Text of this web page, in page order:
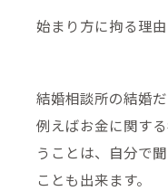
始まり方に拘る理由
結婚相談所の結婚
例えばお金に関す
うことは、自分で
ことも出来ます。